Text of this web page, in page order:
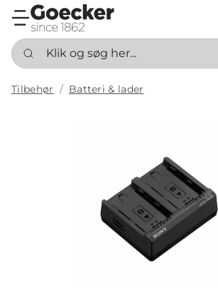
Klik og søg her...
Tilbehør Batteri & lader